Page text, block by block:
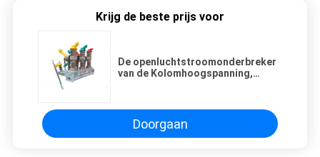
Krijg de beste prijs voor
De openluchtstroomonderbreker
van de Kolomhoogspanning,
Doorgaan